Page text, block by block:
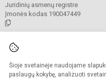
Šioje svetainėje naudojame
paslaugų kokybę, analizuoti
Juridinių asmenų registre
Įmonės kodas 190047449
Kopijuoti turinį be raštiško